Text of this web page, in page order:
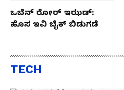
ಒಬೆನ್ ರೋರ್ ಇಝಡ್:
ಹೊಸ ಇವಿ ಬೈಕ್ ಬಿಡುಗಡೆ
TECH